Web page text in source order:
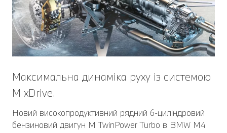
Максимальна динаміка руху із системою
M xDrive.
Новий високопродуктивний рядний 6-циліндровий
бензиновий двигун M TwinPower Turbo в BMW M4